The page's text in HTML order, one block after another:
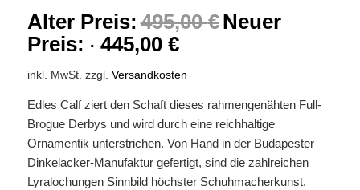
Alter Preis:495,00€Neuer
Preis:
445,00 €
inkl. MwSt. zzgl. Versandkosten
Edles Calf ziert den Schaft dieses rahmengenähten Full-
Brogue Derbys und wird durch eine reichhaltige
Ornamentik unterstrichen. Von Hand in der Budapester
Dinkelacker-Manufaktur gefertigt, sind die zahlreichen
Lyralochungen Sinnbild höchster Schuhmacherkunst.